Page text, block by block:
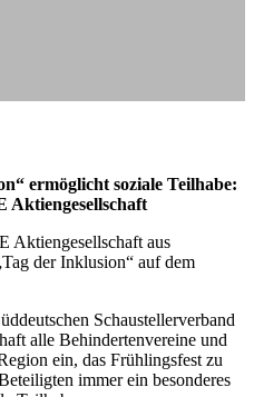
ermöglicht soziale Teilhabe:
Aktiengesellschaft
Aktiengesellschaft aus
der Inklusion“ auf dem
Schaustellerverband
alle Behindertenvereine und
ein, das Frühlingsfest zu
immer ein besonderes